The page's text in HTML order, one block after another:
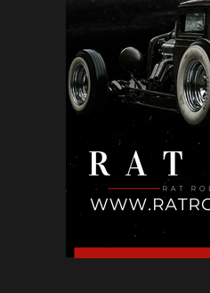
Не ти трябва друга
България,
May 02,